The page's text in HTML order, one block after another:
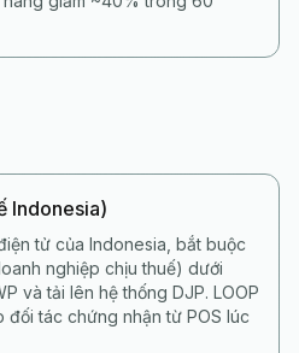
Indonesia)
tử của Indonesia, bắt buộc
nghiệp chịu thuế) dưới
và tải lên hệ thống DJP. LOOP
đối tác chứng nhận từ POS lúc